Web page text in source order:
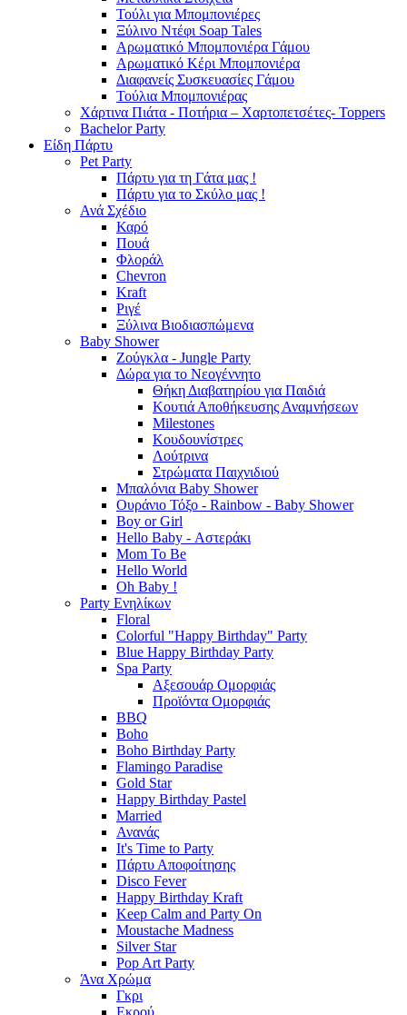
Τούλι για Μπομπονιέρες
Ξύλινο Ντέφι Soap Tales
Αρωματικό Μπομπονιέρα Γάμου
Αρωματικό Κέρι Μπομπονιέρα
Διαφανείς Συσκευασίες Γάμου
Τούλια Μπομπονιέρας
Χάρτινα Πιάτα - Ποτήρια – Χαρτοπετσέτες- Toppers
Bachelor Party
Είδη Πάρτυ
Pet Party
Πάρτυ για τη Γάτα μας !
Πάρτυ για το Σκύλο μας !
Ανά Σχέδιο
Καρό
Πουά
Φλοράλ
Chevron
Kraft
Ριγέ
Ξύλινα Βιοδιασπώμενα
Baby Shower
Ζούγκλα - Jungle Party
Δώρα για το Νεογέννητο
Θήκη Διαβατηρίου για Παιδιά
Κουτιά Αποθήκευσης Αναμνήσεων
Milestones
Κουδουνίστρες
Λούτρινα
Στρώματα Παιχνιδιού
Μπαλόνια Baby Shower
Ουράνιο Τόξο - Rainbow - Baby Shower
Boy or Girl
Hello Baby - Αστεράκι
Mom To Be
Hello World
Oh Baby !
Party Ενηλίκων
Floral
Colorful "Happy Birthday" Party
Blue Happy Birthday Party
Spa Party
Αξεσουάρ Ομορφιάς
Προϊόντα Ομορφιάς
BBQ
Boho
Boho Birthday Party
Flamingo Paradise
Gold Star
Happy Birthday Pastel
Married
Ανανάς
It's Time to Party
Πάρτυ Αποφοίτησης
Disco Fever
Happy Birthday Kraft
Keep Calm and Party On
Moustache Madness
Silver Star
Pop Art Party
Άνα Χρώμα
Γκρι
Εκρού